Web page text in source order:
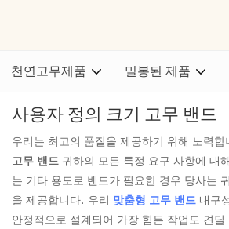
천연고무제품 밀봉된 제품
사용자 정의 크기 고무 밴드
우리는 최고의 품질을 제공하기 위해 노력합
고무 밴드 귀하의 모든 특정 요구 사항에 대
는 기타 용도로 밴드가 필요한 경우 당사는
을 제공합니다. 우리 맞춤형 고무 밴드 내구
안정적으로 설계되어 가장 힘든 작업도 견